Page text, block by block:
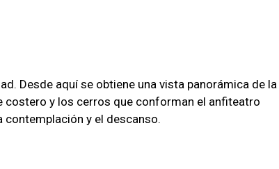
Desde aquí se obtiene una vista panorámica de la
costero y los cerros que conforman el anfiteatro
contemplación y el descanso.